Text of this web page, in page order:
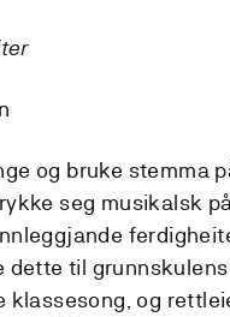
og bruke stemma
seg musikalsk
dette til
klassesong, og